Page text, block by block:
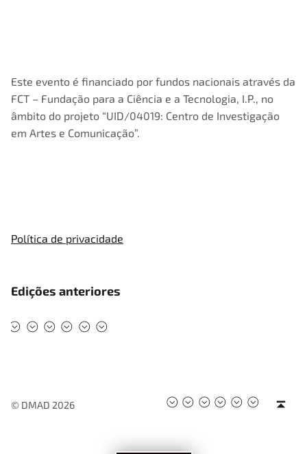
Este evento é financiado por fundos nacionais através da
FCT – Fundação para a Ciência e a Tecnologia, I.P., no
âmbito do projeto “UID/04019: Centro de Investigação
em Artes e Comunicação”.
Política de privacidade
Edições anteriores
#DMAD2025
#DMAD2024
#DMAD2023
#DMAD2022
#DMAD2020
#DMAD2019
© DMAD 2026
#DMAD2025
#DMAD2024
#DMAD2023
#DMAD2022